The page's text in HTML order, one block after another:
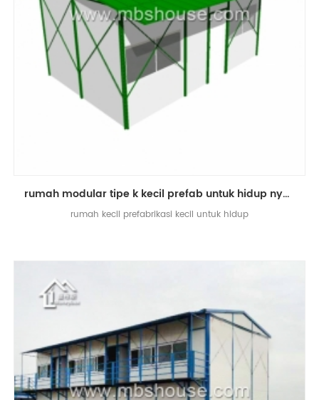
rumah modular tipe k kecil prefab untuk hidup nyaman
rumah kecil prefabrikasi kecil untuk hidup